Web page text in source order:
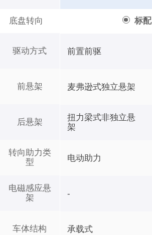
底盘转向 标配
驱动方式
前悬架
后悬架
转向助力类
型
电磁感应悬
架
车体结构
前置前驱
麦弗逊式独立悬架
扭力梁式非独立悬
架
电动助力
-
承载式